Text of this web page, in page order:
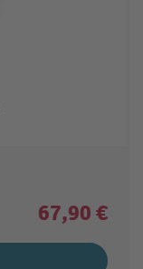
67,90 €